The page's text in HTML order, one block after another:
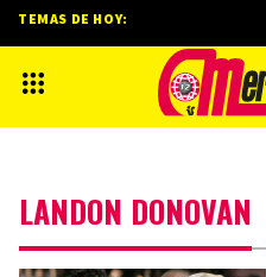
LANDON DONOVAN
TEMAS DE HOY: